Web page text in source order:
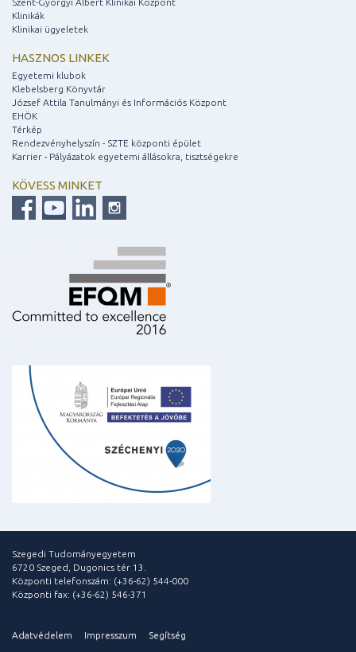
Szent-Györgyi Albert Klinikai Központ
Klinikák
Klinikai ügyeletek
HASZNOS LINKEK
Egyetemi klubok
Klebelsberg Könyvtár
József Attila Tanulmányi és Információs Központ
EHÖK
Térkép
Rendezvényhelyszín - SZTE központi épület
Karrier - Pályázatok egyetemi állásokra, tisztségekre
KÖVESS MINKET
Szegedi Tudományegyetem
6720 Szeged, Dugonics tér 13.
Központi telefonszám: (+36-62) 544-000
Központi fax: (+36-62) 546-371
Adatvédelem Impresszum Segítség